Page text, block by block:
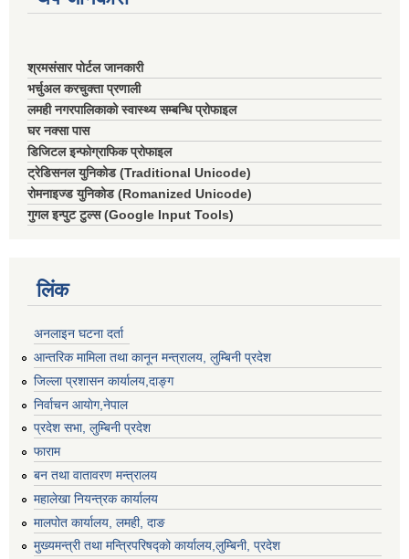
श्रमसंसार पोर्टल जानकारी
भर्चुअल करचुक्ता प्रणाली
लमही नगरपालिकाको स्वास्थ्य सम्बन्धि प्रोफाइल
घर नक्सा पास
डिजिटल इन्फोग्राफिक प्रोफाइल
ट्रेडिसनल युनिकोड (Traditional Unicode)
रोमनाइज्ड युनिकोड (Romanized Unicode)
गुगल इन्पुट टुल्स (Google Input Tools)
लिंक
अनलाइन घटना दर्ता
आन्तरिक मामिला तथा कानून मन्त्रालय, लुम्बिनी प्रदेश
जिल्ला प्रशासन कार्यालय,दाङ्ग
निर्वाचन आयाेग,नेपाल
प्रदेश सभा, लुम्बिनी प्रदेश
फाराम
बन तथा वातावरण मन्त्रालय
महालेखा नियन्त्रक कार्यालय
मालपोत कार्यालय, लमही, दाङ
मुख्यमन्त्री तथा मन्त्रिपरिषद्को कार्यालय,लुम्बिनी, प्रदेश